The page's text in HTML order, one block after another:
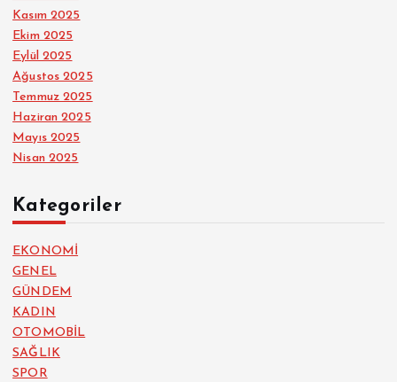
Kasım 2025
Ekim 2025
Eylül 2025
Ağustos 2025
Temmuz 2025
Haziran 2025
Mayıs 2025
Nisan 2025
Kategoriler
EKONOMİ
GENEL
GÜNDEM
KADIN
OTOMOBİL
SAĞLIK
SPOR